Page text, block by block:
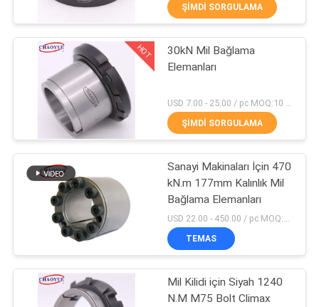
KONTROL
BIZIMLE
ILETIŞIME
GEÇIN
HABERLER
VAKALAR
TEKLIF
ISTEĞI
Fren Taşması
Debriyaj
Tek Yönlü Makaralı
Debriyaj
18
ŞIMDI SORGULAMA
HOT
30kN Mil Bağlama
Elemanları
ŞIMDI SORGULAMA
Sanayi Makinaları İçin 470
kN.m 177mm Kalınlık Mil
Bağlama Elemanları
USD 22.00 - 450.00 / pc MOQ:5 adet
TEMAS
Mil Kilidi için Siyah 1240
N.M M75 Bolt Climax